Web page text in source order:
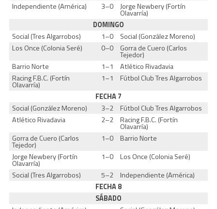
Independiente (América)
3–0 Jorge Newbery (Fortín
Olavarría)
DOMINGO
Social (Tres Algarrobos)
1–0
Social (González Moreno)
Los Once (Colonia Seré)
0–0 Gorra de Cuero (Carlos
Tejedor)
Barrio Norte
1–1
Atlético Rivadavia
Racing F.B.C. (Fortín
Olavarría)
1–1
Fútbol Club Tres Algarrobos
FECHA 7
Social (González Moreno)
3–2
Fútbol Club Tres Algarrobos
Atlético Rivadavia
2–2 Racing F.B.C. (Fortín
Olavarría)
Gorra de Cuero (Carlos
Tejedor)
1–0
Barrio Norte
Jorge Newbery (Fortín
Olavarría)
1–0
Los Once (Colonia Seré)
Social (Tres Algarrobos)
5–2
Independiente (América)
FECHA 8
SÁBADO